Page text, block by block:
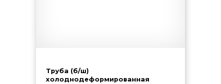
Труба (б/ш)
холоднодеформированная